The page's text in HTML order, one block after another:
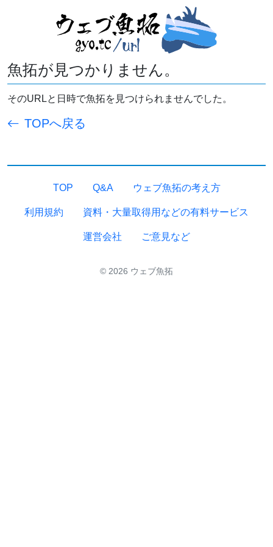
魚拓が見つかりません。
そのURLと日時で魚拓を見つけられませんでした。
TOPへ戻る
TOP Q&A ウェブ魚拓の考え方
利用規約 資料・大量取得用などの有料サービス
運営会社 ご意見など
© 2026 ウェブ魚拓